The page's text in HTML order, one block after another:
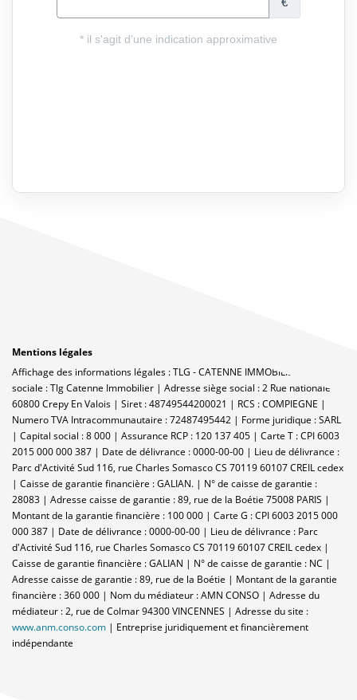
Mentions légales
Affichage des informations légales : TLG - CATENNE IMMOBILIER | Raison
sociale : Tlg Catenne Immobilier | Adresse siège social : 2 Rue nationale -
60800 Crepy En Valois | Siret : 48749544200021 | RCS : COMPIEGNE |
Numero TVA Intracommunautaire : 72487495442 | Forme juridique : SARL
| Capital social : 8 000 | Assurance RCP : 120 137 405 | Carte T : CPI 6003
2015 000 000 387 | Date de délivrance : 0000-00-00 | Lieu de délivrance :
Parc d'Activité Sud 116, rue Charles Somasco CS 70119 60107 CREIL cedex
| Caisse de garantie financière : GALIAN. | N° de caisse de garantie :
28083 | Adresse caisse de garantie : 89, rue de la Boétie 75008 PARIS |
Montant de la garantie financière : 100 000 | Carte G : CPI 6003 2015 000
000 387 | Date de délivrance : 0000-00-00 | Lieu de délivrance : Parc
d'Activité Sud 116, rue Charles Somasco CS 70119 60107 CREIL cedex |
Caisse de garantie financière : GALIAN | N° de caisse de garantie : NC |
Adresse caisse de garantie : 89, rue de la Boétie | Montant de la garantie
financière : 360 000 | Nom du médiateur : AMN CONSO | Adresse du
médiateur : 2, rue de Colmar 94300 VINCENNES | Adresse du site :
www.anm.conso.com | Entreprise juridiquement et financièrement
indépendante